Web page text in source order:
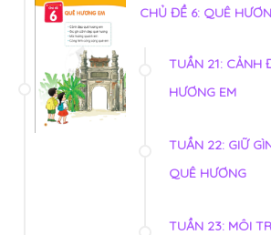
CHỦ ĐỀ 6: QUÊ
TUẦN 21: CẢNH
HƯƠNG EM
TUẦN 22: GIỮ
QUÊ HƯƠNG
TUẦN 23: MÔI